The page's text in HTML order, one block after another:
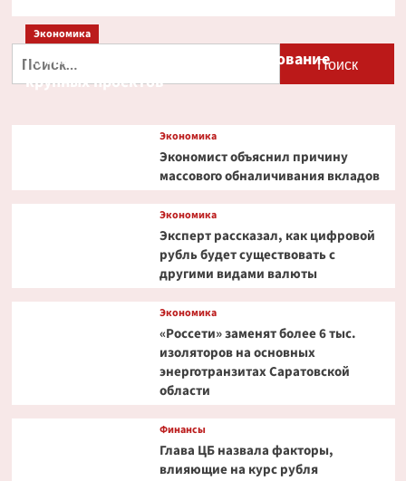
Экономика
Путин и Костин обсудили кредитование
крупных проектов
Экономика
Экономист объяснил причину
массового обналичивания вкладов
Экономика
Эксперт рассказал, как цифровой
рубль будет существовать с
другими видами валюты
Экономика
«Россети» заменят более 6 тыс.
изоляторов на основных
энерготранзитах Саратовской
области
Финансы
Глава ЦБ назвала факторы,
влияющие на курс рубля